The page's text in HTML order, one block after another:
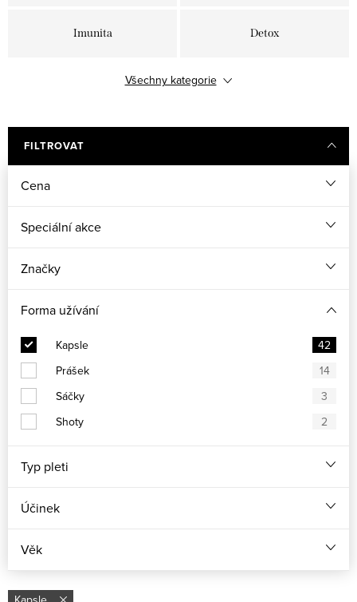
Imunita Detox
Plet', vlasy a nehty
Všechny kategorie
FILTROVAT
Cena
Speciální akce
Značky
Forma užívání
Kapsle
42
Prášek
14
Sáčky
3
Shoty
2
Typ pleti
Účinek
Věk